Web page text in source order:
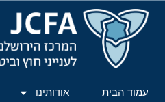
המרכז הירושלמי
עמוד הבית אודותינו